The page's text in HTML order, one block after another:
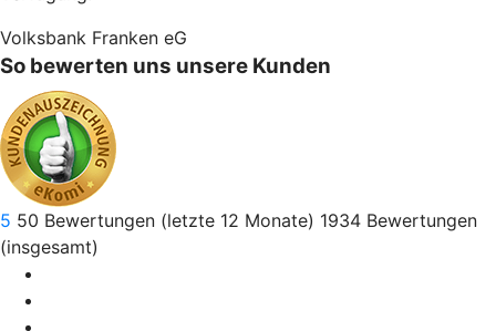
Volksbank Franken eG
So bewerten uns unsere Kunden
5 50 Bewertungen (letzte 12 Monate) 1934 Bewertungen
(insgesamt)